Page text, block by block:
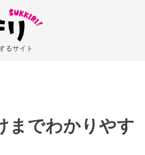
るサイト
までわかりやす